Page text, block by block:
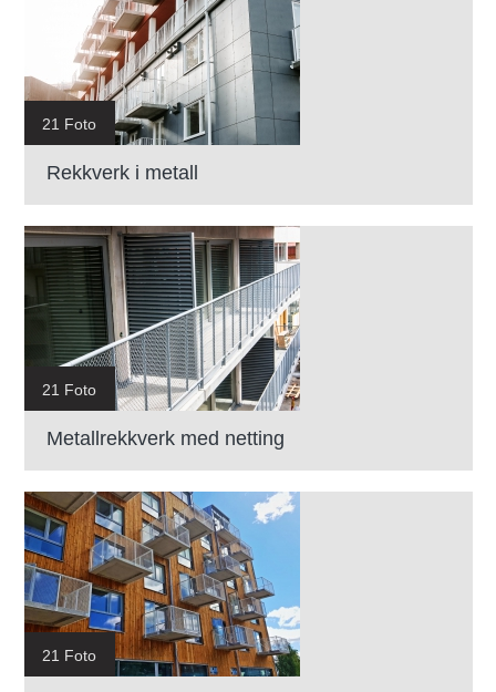
21 Foto
Rekkverk i metall
21 Foto
Metallrekkverk med netting
21 Foto